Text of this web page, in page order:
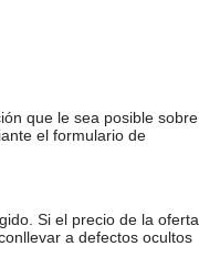
que le sea posible sobre
el formulario de
Si el precio de la oferta
a defectos ocultos